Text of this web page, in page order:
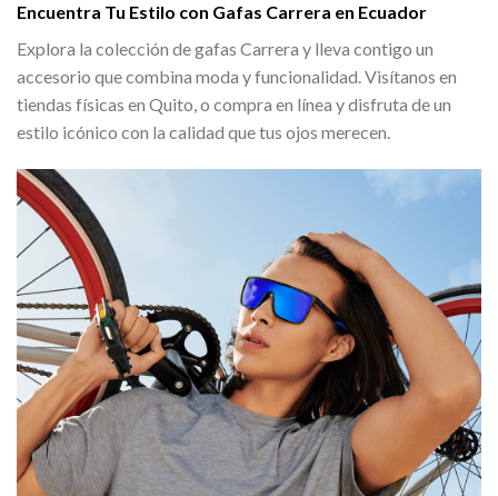
Encuentra Tu Estilo con Gafas Carrera en Ecuador
Explora la colección de gafas Carrera y lleva contigo un
accesorio que combina moda y funcionalidad. Visítanos en
tiendas físicas en Quito, o compra en línea y disfruta de un
estilo icónico con la calidad que tus ojos merecen.